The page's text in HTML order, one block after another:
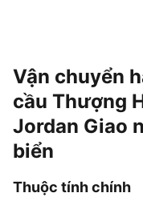
Vận chuyển
cầu Thượng
Jordan Giao
biển
Thuộc tính chính